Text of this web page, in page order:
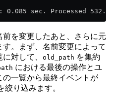
0.085 sec. Processed
を変更したあと、さらに元
。まず、名前変更によって
対して、 old_path を集約
における最後の操作とユ
一覧から最終イベントが
絞り込みます。